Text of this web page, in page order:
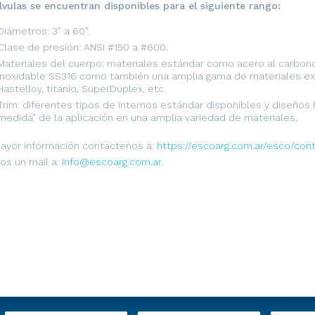
se encuentran disponibles para el siguiente rango:
3” a 60”.
de presión: ANSI #150 a #600.
del cuerpo: materiales estándar como acero al
SS316 como también una amplia gama de materiales
titanio, SuperDuplex, etc.
diferentes tipos de internos estándar disponibles y diseños
de la aplicación en una amplia variedad de materiales.
información contactenos a: https://escoarg.com.ar/esco/
un mail a: info@escoarg.com.ar.